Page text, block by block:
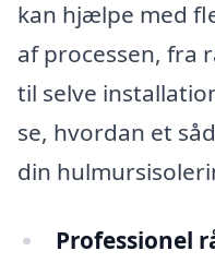
kan hjælpe med
af processen, fra
til selve
se, hvordan et
din
Professionel